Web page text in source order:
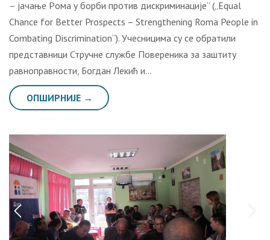
– jaчaњe Рoмa у бoрби прoтив дискриминaциje“ („Equal
Chance for Better Prospects – Strengthening Roma People in
Combating Discrimination“). Учесницима су се обратили
представници Стручне службе Повереника за заштиту
равноправности, Богдан Лекић и…
ОПШИРНИЈЕ →